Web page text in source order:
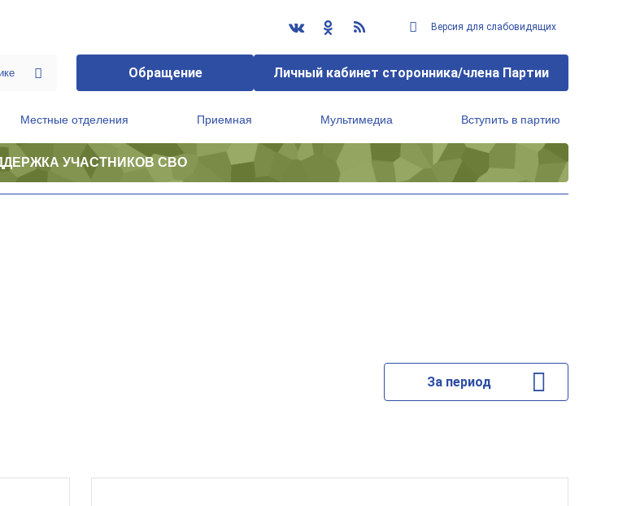
Версия для слабовидящих
Обращение Личный кабинет сторонника/члена Партии
Местные отделения Приемная Мультимедиа Вступить в партию
УЧАСТНИКОВ СВО
За период